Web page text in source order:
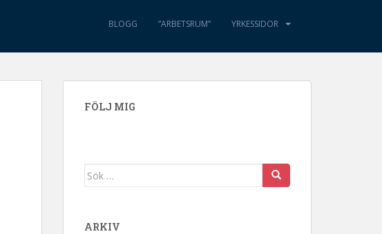
BLOGG ”ARBETSRUM” YRKESSIDOR
FÖLJ MIG
Sök efter:
ARKIV